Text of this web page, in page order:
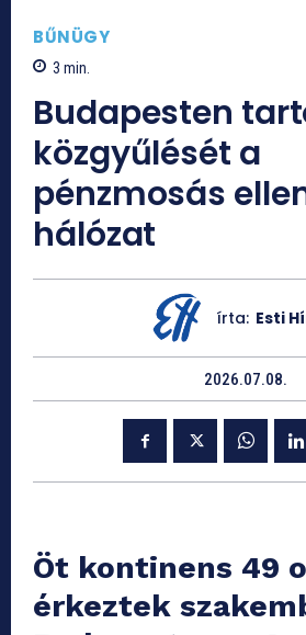
BŰNÜGY
3 min.
Budapesten
közgyűlését a
pénzmosás
hálózat
írta: Esti
2026.07.08.
Öt kontinens 49
érkeztek